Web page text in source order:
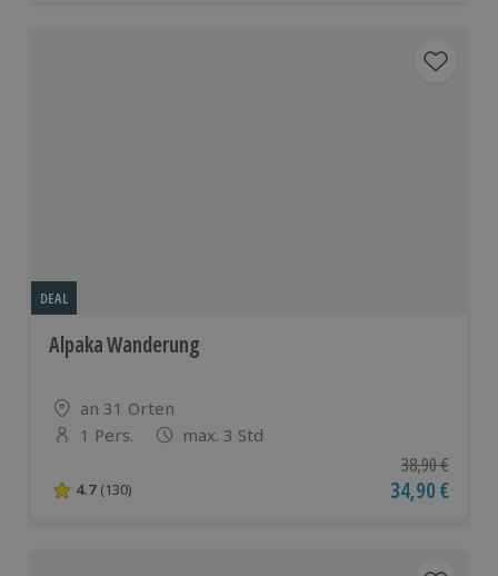
DEAL
Alpaka Wanderung
Standort
an 31 Orten
Anzahl der Teilnehmer
1 Pers. max. 3 Std
4.7 von 5 Sternen basierend auf 130 Bewertungen
4.7 (130)
38,90 €
Aktueller
34,90 €